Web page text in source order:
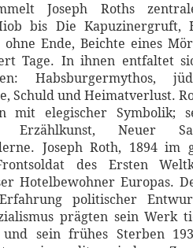
Joseph Roths
bis Die Kapuzinergruft,
Ende, Beichte eines
Tage. In ihnen entfaltet
Habsburgermythos,
Schuld und Heimatverlust.
mit elegischer Symbolik;
Erzählkunst, Neuer
Joseph Roth, 1894 im
des Ersten
Hotelbewohner Europas.
politischer
prägten sein Werk
sein frühes Sterben